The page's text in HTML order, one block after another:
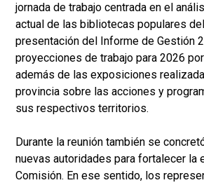
jornada de trabajo centrada en el
actual de las bibliotecas populares
presentación del Informe de Gestión
proyecciones de trabajo para 2026
además de las exposiciones
provincia sobre las acciones y
sus respectivos territorios.
Durante la reunión también se
nuevas autoridades para fortalecer la
Comisión. En ese sentido, los